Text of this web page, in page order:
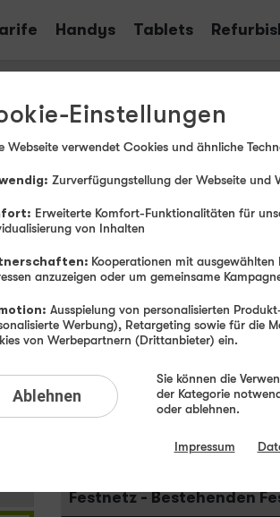
Handys Tablets
und
Bestellen
Anschlussadresse
Festnetz - DSL-
Festnetz - Bestehenden
Einstellungen
Webseite verwendet Cookies und ähnliche
Zurverfügungstellung der Webseite und
Erweiterte Komfort-Funktionalitäten für
von Inhalten
Kooperationen mit
anzuzeigen oder um gemeinsame
Ausspielung von personalisierten
Werbung), Retargeting sowie für die
von Werbepartnern (Drittanbieter) ein.
Ablehnen
Sie können die
der Kategorie
oder ablehnen.
Impressum